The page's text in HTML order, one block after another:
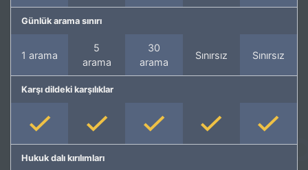
Günlük arama sınırı
1 arama
5
arama
30
arama
Sınırsız Sınırsız
Karşı dildeki karşılıklar
Hukuk dalı kırılımları